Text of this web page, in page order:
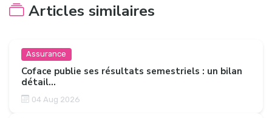
Articles similaires
Assurance
Coface publie ses résultats semestriels : un bilan
détail...
04 Aug 2026